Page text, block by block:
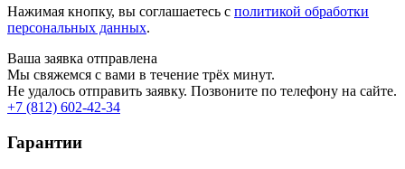
Нажимая кнопку, вы соглашаетесь с политикой обработки
персональных данных.
Ваша заявка отправлена
Мы свяжемся с вами в течение трёх минут.
Не удалось отправить заявку. Позвоните по телефону на сайте.
+7 (812) 602-42-34
Гарантии